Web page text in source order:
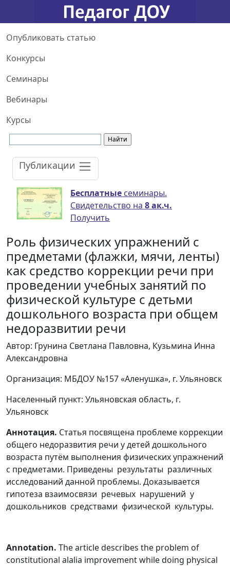
Опубликовать статью
Конкурсы
Семинары
Вебинары
Курсы
Публикации
Бесплатные семинары.
Свидетельство на 8 ак.ч.
Получить
Роль физических упражнений с
предметами (флажки, мячи, ленты)
как средство коррекции речи при
проведении учебных занятий по
физической культуре с детьми
дошкольного возраста при общем
недоразвитии речи
Автор: Грунина Светлана Павловна, Кузьмина Инна
Александровна
Организация: МБДОУ №157 «Аленушка», г. Ульяновск
Населенный пункт: Ульяновская область, г.
Ульяновск
Аннотация. Статья посвящена проблеме коррекции
общего недоразвития речи у детей дошкольного
возраста путём выполнения физических упражнений
с предметами. Приведены результаты различных
исследований данной проблемы. Доказывается
гипотеза взаимосвязи речевых нарушений у
дошкольников средствами физической культуры.
Annotation. The article describes the problem of
constitutional alalia improvement while doing physical